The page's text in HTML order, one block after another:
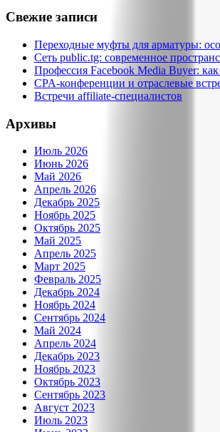
Свежие записи
Переходные муфты для арматуры:
Сеть public.tg: современное
Профессия Facebook Media Buyer:
CPA-конференции и отраслевые
Встречи affiliate-специалистов
Архивы
Июль 2026
Июнь 2026
Май 2026
Апрель 2026
Декабрь 2025
Ноябрь 2025
Октябрь 2025
Май 2025
Апрель 2025
Март 2025
Февраль 2025
Декабрь 2024
Ноябрь 2024
Сентябрь 2024
Май 2024
Апрель 2024
Декабрь 2023
Ноябрь 2023
Октябрь 2023
Сентябрь 2023
Август 2023
Июль 2023